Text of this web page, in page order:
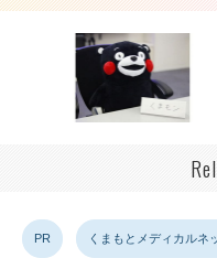
PR くまもとメディカルネ